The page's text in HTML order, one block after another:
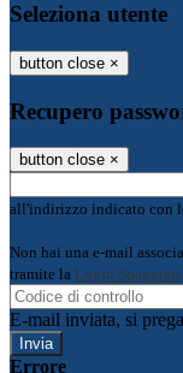
Seleziona utente
button close ×
Recupero
button close ×
all'indirizzo indicato con
Non hai una e-mail
tramite la Login Spaggiari
E-mail inviata, si
Errore